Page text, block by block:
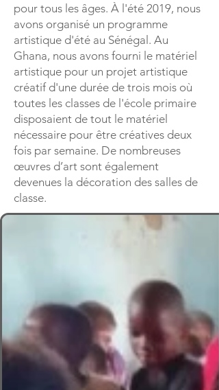
pour tous les âges. À l'été 2019, nous
avons organisé un programme
artistique d'été au Sénégal. Au
Ghana, nous avons fourni le matériel
artistique pour un projet artistique
créatif d'une durée de trois mois où
toutes les classes de l'école primaire
disposaient de tout le matériel
nécessaire pour être créatives deux
fois par semaine. De nombreuses
œuvres d’art sont également
devenues la décoration des salles de
classe.